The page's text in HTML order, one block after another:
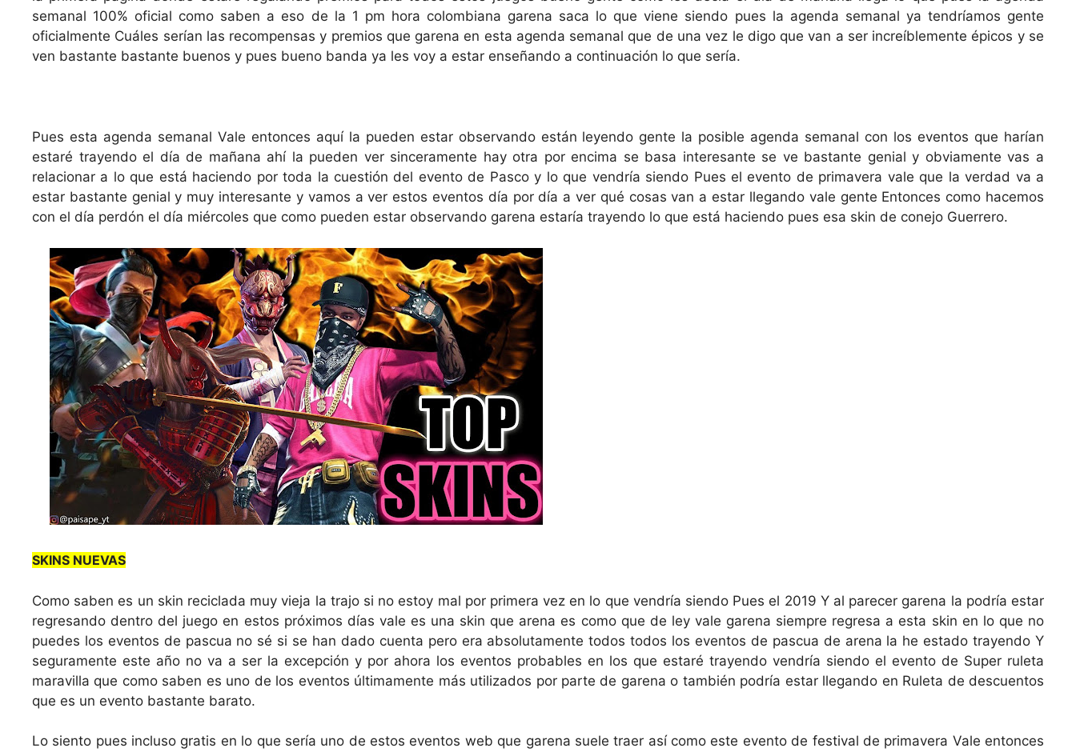
semanal 100% oficial como saben a eso de la 1 pm hora colombiana garena saca lo que viene siendo pues la agenda semanal ya tendríamos gente
oficialmente Cuáles serían las recompensas y premios que garena en esta agenda semanal que de una vez le digo que van a ser increíblemente épicos y se
ven bastante bastante buenos y pues bueno banda ya les voy a estar enseñando a continuación lo que sería.
Pues esta agenda semanal Vale entonces aquí la pueden estar observando están leyendo gente la posible agenda semanal con los eventos que harían
estaré trayendo el día de mañana ahí la pueden ver sinceramente hay otra por encima se basa interesante se ve bastante genial y obviamente vas a
relacionar a lo que está haciendo por toda la cuestión del evento de Pasco y lo que vendría siendo Pues el evento de primavera vale que la verdad va a
estar bastante genial y muy interesante y vamos a ver estos eventos día por día a ver qué cosas van a estar llegando vale gente Entonces como hacemos
con el día perdón el día miércoles que como pueden estar observando garena estaría trayendo lo que está haciendo pues esa skin de conejo Guerrero.
SKINS NUEVAS
Como saben es un skin reciclada muy vieja la trajo si no estoy mal por primera vez en lo que vendría siendo Pues el 2019 Y al parecer garena la podría estar
regresando dentro del juego en estos próximos días vale es una skin que arena es como que de ley vale garena siempre regresa a esta skin en lo que no
puedes los eventos de pascua no sé si se han dado cuenta pero era absolutamente todos todos los eventos de pascua de arena la he estado trayendo Y
seguramente este año no va a ser la excepción y por ahora los eventos probables en los que estaré trayendo vendría siendo el evento de Super ruleta
maravilla que como saben es uno de los eventos últimamente más utilizados por parte de garena o también podría estar llegando en Ruleta de descuentos
que es un evento bastante barato.
Lo siento pues incluso gratis en lo que sería uno de estos eventos web que garena suele traer así como este evento de festival de primavera Vale entonces